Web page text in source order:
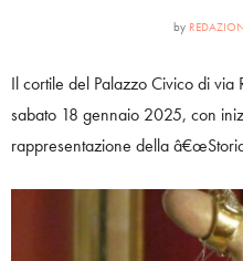
by
Il cortile del Palazzo Civico di
sabato 18 gennaio 2025, con
rappresentazione della